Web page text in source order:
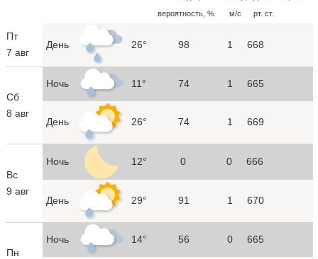
вероятность, %
м/с
рт. ст.
Пт
7 авг
День 26° 98 1 668
Сб
8 авг
Ночь 11° 74 1 665
День 26° 74 1 669
Вс
9 авг
Ночь 12° 0 0 666
День 29° 91 1 670
Пн
Ночь 14° 56 0 665